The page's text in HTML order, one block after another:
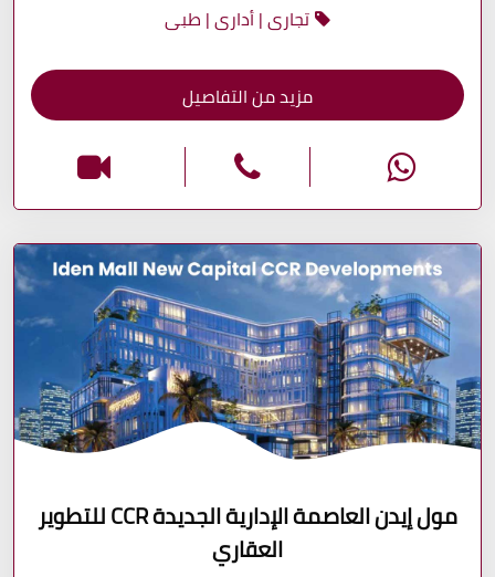
تجارى | أدارى | طبى
مزيد من التفاصيل
مول إيدن العاصمة الإدارية الجديدة CCR للتطوير
العقاري